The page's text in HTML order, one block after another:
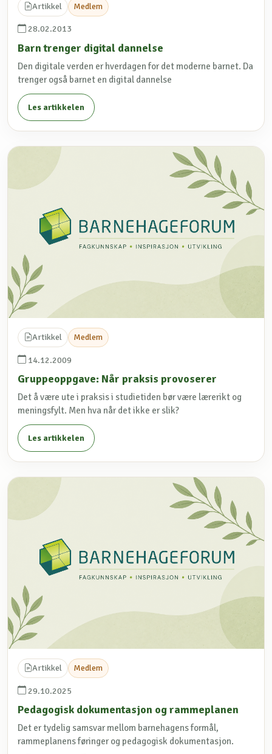
Artikkel Medlem
28.02.2013
Barn trenger digital dannelse
Den digitale verden er hverdagen for det moderne barnet. Da
trenger også barnet en digital dannelse
Les artikkelen
Artikkel Medlem
14.12.2009
Gruppeoppgave: Når praksis provoserer
Det å være ute i praksis i studietiden bør være lærerikt og
meningsfylt. Men hva når det ikke er slik?
Les artikkelen
Artikkel Medlem
29.10.2025
Pedagogisk dokumentasjon og rammeplanen
Det er tydelig samsvar mellom barnehagens formål,
rammeplanens føringer og pedagogisk dokumentasjon.